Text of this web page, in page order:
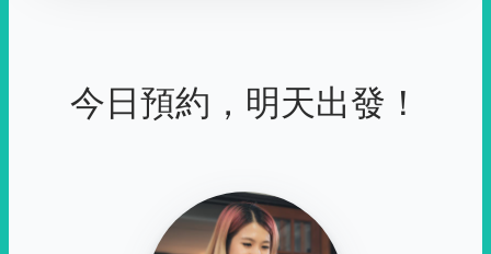
今日預約，明天出發！